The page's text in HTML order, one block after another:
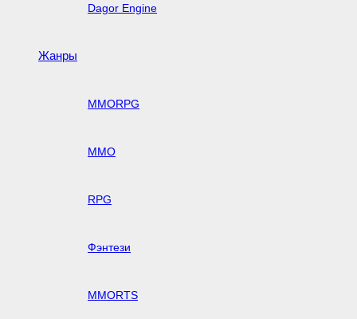
Dagor Engine
Жанры
MMORPG
MMO
RPG
Фэнтези
MMORTS